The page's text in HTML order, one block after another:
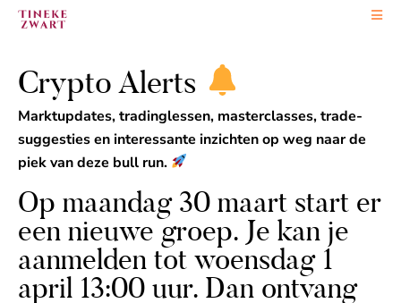
naar
inhoud
Crypto Alerts
Marktupdates, tradinglessen, masterclasses, trade-
suggesties en interessante inzichten op weg naar de
piek van deze bull run.
Op maandag 30 maart start er
een nieuwe groep. Je kan je
aanmelden tot woensdag 1
april 13:00 uur. Dan ontvang